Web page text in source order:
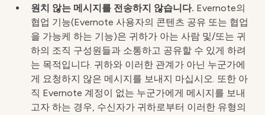
원치 않는 메시지를 전송하지 않습니다. Evernote의
협업 기능(Evernote 사용자의 콘텐츠 공유 또는 협업
을 가능케 하는 기능)은 귀하가 아는 사람 및/또는 귀
하의 조직 구성원들과 소통하고 공유할 수 있게 하려
는 목적입니다. 귀하와 이러한 관계가 아닌 누군가에
게 요청하지 않은 메시지를 보내지 마십시오. 또한 아
직 Evernote 계정이 없는 누군가에게 메시지를 보내
고자 하는 경우, 수신자가 귀하로부터 이러한 유형의